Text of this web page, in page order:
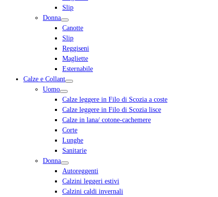
Slip
Donna
Canotte
Slip
Reggiseni
Magliette
Esternabile
Calze e Collant
Uomo
Calze leggere in Filo di Scozia a coste
Calze leggere in Filo di Scozia lisce
Calze in lana/ cotone-cachemere
Corte
Lunghe
Sanitarie
Donna
Autoreggenti
Calzini leggeri estivi
Calzini caldi invernali